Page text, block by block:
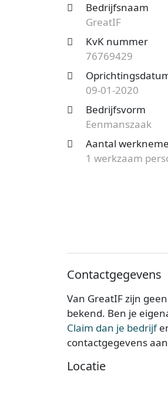
mogelijkheden?
het aanbod en
Bedrijfsnaam
GreatIF
KvK nummer
76769429
09-01-2020
Bedrijfsvorm
Eenmanszaak
Aantal
1 werkzaam
Contactgegevens
Van GreatIF zijn
bekend. Ben je
Claim dan je bedrijf
contactgegevens
Locatie